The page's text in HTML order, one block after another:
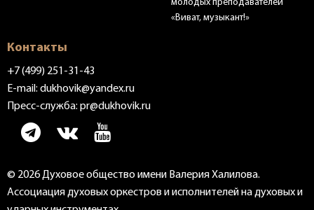
молодых преподавателей
«Виват, музыкант!»
Контакты
+7 (499) 251-31-43
E-mail: dukhovik@yandex.ru
Пресс-служба: pr@dukhovik.ru
© 2026 Духовое общество имени Валерия Халилова.
Ассоциация духовых оркестров и исполнителей на духовых и